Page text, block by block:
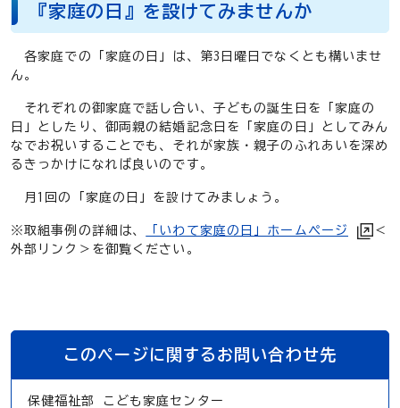
『家庭の日』を設けてみませんか
各家庭での「家庭の日」は、第3日曜日でなくとも構いませ
ん。
それぞれの御家庭で話し合い、子どもの誕生日を「家庭の
日」としたり、御両親の結婚記念日を「家庭の日」としてみん
なでお祝いすることでも、それが家族・親子のふれあいを深め
るきっかけになれば良いのです。
月1回の「家庭の日」を設けてみましょう。
※取組事例の詳細は、 「いわて家庭の日」ホームページ
＜
外部リンク＞ を御覧ください。
このページに関するお問い合わせ先
保健福祉部 こども家庭センター